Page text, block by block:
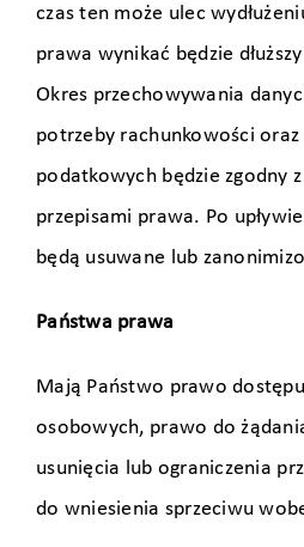
czas ten może ulec
prawa wynikać będzie
Okres przechowywania
potrzeby rachunkowości
podatkowych będzie zgodny
przepisami prawa. Po
będą usuwane lub
Państwa prawa
Mają Państwo prawo
osobowych, prawo do
usunięcia lub ograniczenia
do wniesienia sprzeciwu